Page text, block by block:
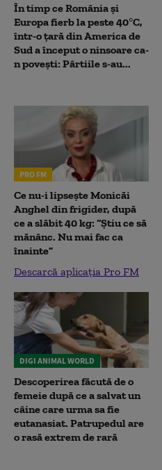
În timp ce România și
Europa fierb la peste 40°C,
într-o țară din America de
Sud a început o ninsoare ca-
n povești: Pârtiile s-au...
PRO FM
Ce nu-i lipsește Monicăi
Anghel din frigider, după
ce a slăbit 40 kg: “Știu ce să
mănânc. Nu mai fac ca
înainte”
Descarcă aplicația Pro FM
DIGI ANIMAL WORLD
Descoperirea făcută de o
femeie după ce a salvat un
câine care urma sa fie
eutanasiat. Patrupedul are
o rasă extrem de rară